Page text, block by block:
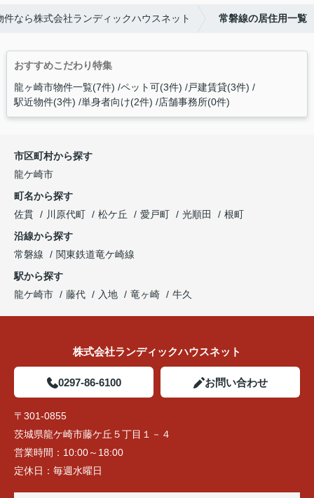
件なら株式会社ランディックハウスネット 常磐線の居住用一覧
おすすめこだわり特集
龍ヶ崎市物件一覧(7件) ペット可(3件) 戸建賃貸(3件)
駅近物件(3件) 単身者向け(2件) 店舗事務所(0件)
市区町村から探す
龍ケ崎市
町名から探す
佐貫
川原代町 松ケ丘 愛戸町 光順田
根町
沿線から探す
常磐線
関東鉄道竜ケ崎線
駅から探す
龍ケ崎市
藤代 入地 竜ヶ崎 牛久
株式会社ランディックハウスネット
0297-86-6100 お問い合わせ
〒301-0855
茨城県龍ケ崎市藤ケ丘５丁目１－４
営業時間： 10:00～18:00
定休日： 毎週水曜日